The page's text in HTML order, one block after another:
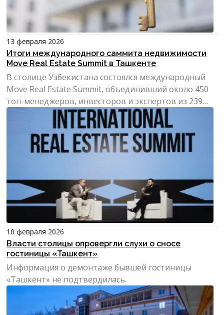
13 февраля 2026
Итоги международного саммита недвижимости
Move Real Estate Summit в Ташкенте
В столице Узбекистана состоялся международный
Move Real Estate Summit, объединивший около 450
топ-менеджеров, инвесторов и экспертов из 239
10 февраля 2026
Власти столицы опровергли слухи о сносе
гостиницы «Ташкент»
Информация о демонтаже бывшей гостиницы
«Ташкент» не подтвердилась.